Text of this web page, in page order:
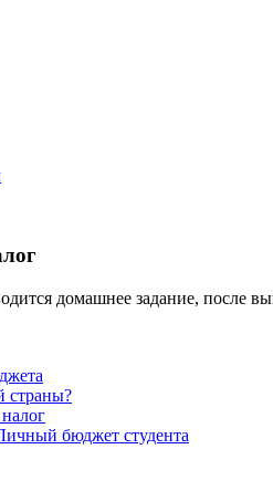
домашнее задание, после
страны?
бюджет студента